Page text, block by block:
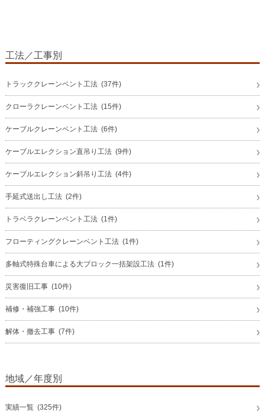
工法／工事別
トラッククレーンベント工法 (37件)
クローラクレーンベント工法 (15件)
ケーブルクレーンベント工法 (6件)
ケーブルエレクション直吊り工法 (9件)
ケーブルエレクション斜吊り工法 (4件)
手延式送出し工法 (2件)
トラベラクレーンベント工法 (1件)
フローティングクレーンベント工法 (1件)
多軸式特殊台車による大ブロック一括架設工法 (1件)
災害復旧工事 (10件)
補修・補強工事 (10件)
解体・撤去工事 (7件)
地域／年度別
実績一覧 (325件)